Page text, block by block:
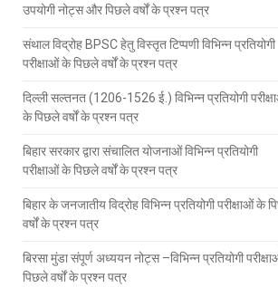
उपयोगी नोट्स और पिछले वर्षों के प्रश्न पत्र
संथाल विद्रोह BPSC हेतु विस्तृत टिप्पणी विभिन्न प्रतियोगी
परीक्षाओं के पिछले वर्षों के प्रश्न पत्र
दिल्ली सल्तनत (1206-1526 ई.) विभिन्न प्रतियोगी
के पिछले वर्षों के प्रश्न पत्र
बिहार सरकार द्वारा संचालित योजनाओं विभिन्न प्रतियोगी
परीक्षाओं के पिछले वर्षों के प्रश्न पत्र
बिहार के जनजातीय विद्रोह विभिन्न प्रतियोगी परीक्षाओं के
वर्षों के प्रश्न पत्र
बिरसा मुंडा संपूर्ण अध्ययन नोट्स –विभिन्न प्रतियोगी
पिछले वर्षों के प्रश्न पत्र